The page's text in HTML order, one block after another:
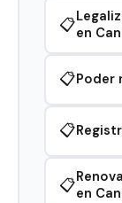
📋en
📋Poder
📋
📋en